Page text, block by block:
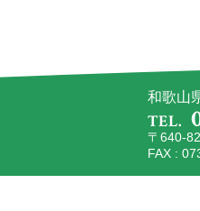
和歌山
TEL.
〒640-
FAX :